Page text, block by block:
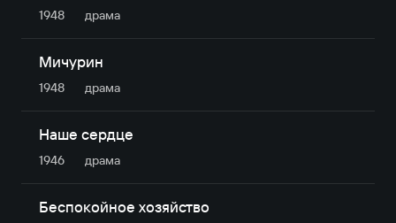
1948 драма
Мичурин
1948 драма
Наше сердце
1946 драма
Беспокойное хозяйство